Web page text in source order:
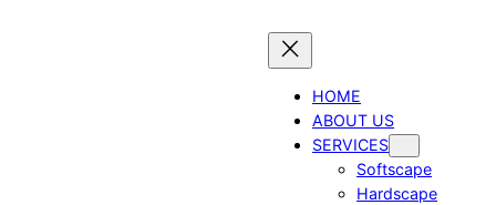
HOME
ABOUT US
SERVICES
Softscape
Hardscape